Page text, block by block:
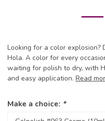
Looking for a color explosion?
Hola. A color for every
waiting for polish to dry, with
and easy application. Read
Make a choice: *